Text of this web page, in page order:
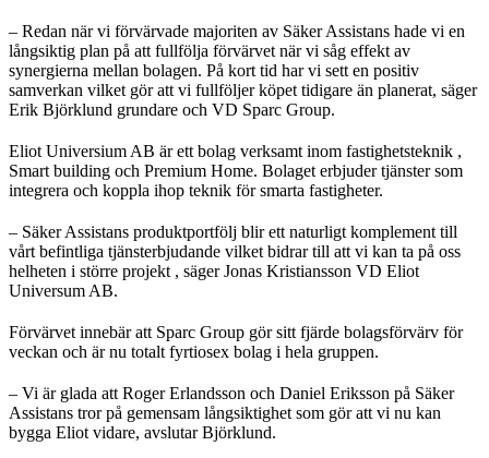
– Redan när vi förvärvade majoriten av Säker Assistans hade vi en
långsiktig plan på att fullfölja förvärvet när vi såg effekt av
synergierna mellan bolagen. På kort tid har vi sett en positiv
samverkan vilket gör att vi fullföljer köpet tidigare än planerat, säger
Erik Björklund grundare och VD Sparc Group.
Eliot Universium AB är ett bolag verksamt inom fastighetsteknik ,
Smart building och Premium Home. Bolaget erbjuder tjänster som
integrera och koppla ihop teknik för smarta fastigheter.
– Säker Assistans produktportfölj blir ett naturligt komplement till
vårt befintliga tjänsterbjudande vilket bidrar till att vi kan ta på oss
helheten i större projekt , säger Jonas Kristiansson VD Eliot
Universum AB.
Förvärvet innebär att Sparc Group gör sitt fjärde bolagsförvärv för
veckan och är nu totalt fyrtiosex bolag i hela gruppen.
– Vi är glada att Roger Erlandsson och Daniel Eriksson på Säker
Assistans tror på gemensam långsiktighet som gör att vi nu kan
bygga Eliot vidare, avslutar Björklund.